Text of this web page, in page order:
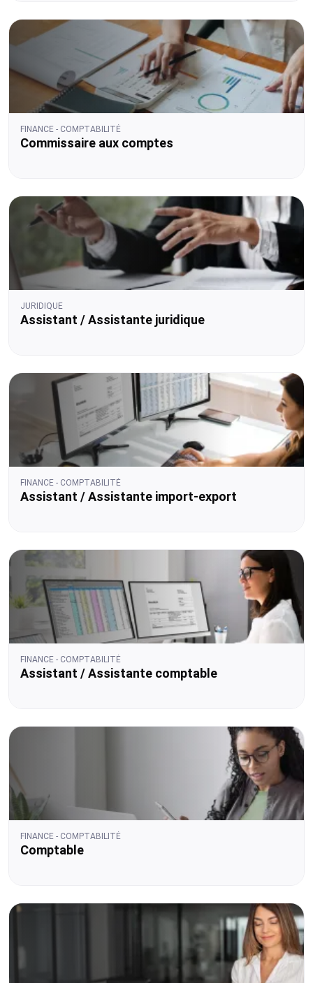
FINANCE - COMPTABILITÉ
Commissaire aux comptes
JURIDIQUE
Assistant / Assistante juridique
FINANCE - COMPTABILITÉ
Assistant / Assistante import-export
FINANCE - COMPTABILITÉ
Assistant / Assistante comptable
FINANCE - COMPTABILITÉ
Comptable